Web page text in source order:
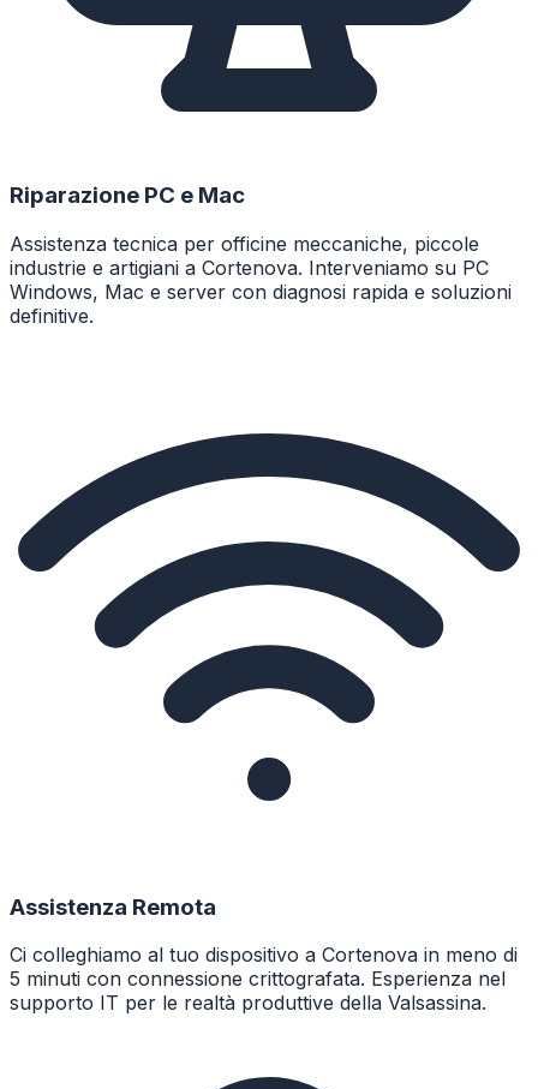
Riparazione PC e Mac
Assistenza tecnica per officine meccaniche, piccole
industrie e artigiani a Cortenova. Interveniamo su PC
Windows, Mac e server con diagnosi rapida e soluzioni
definitive.
Assistenza Remota
Ci colleghiamo al tuo dispositivo a Cortenova in meno di
5 minuti con connessione crittografata. Esperienza nel
supporto IT per le realtà produttive della Valsassina.